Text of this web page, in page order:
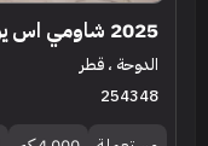
2025 شاومي اس يو 7 ماكس
الدوحة ، قطر
254348